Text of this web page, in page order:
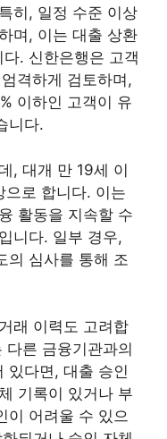
히, 일정 수준 이상
며, 이는 대출 상환
. 신한은행은 고객
격하게 검토하며,
이하인 고객이 유
니다.
, 대개 만 19세 이
로 합니다. 이는
활동을 지속할 수
니다. 일부 경우,
의 심사를 통해 조
래 이력도 고려합
른 금융기관과의
있다면, 대출 승인
기록이 있거나 부
이 어려울 수 있으